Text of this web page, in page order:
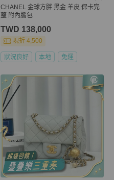
CHANEL 金球方胖 黑金 羊皮 保卡完
整 附內膽包
TWD 138,000
現折 4,500
狀況良好 本地 免運